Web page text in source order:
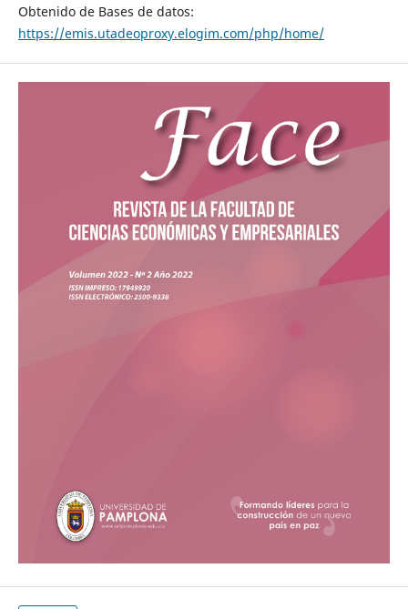
Obtenido de Bases de datos:
https://emis.utadeoproxy.elogim.com/php/home/